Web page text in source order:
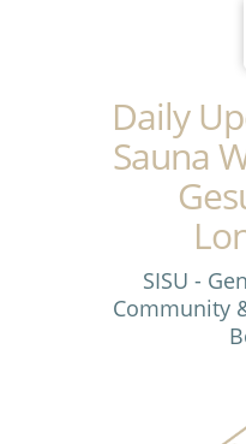
Daily
Sauna
SISU -
Community